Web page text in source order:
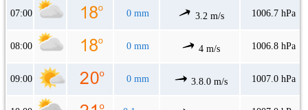
07:00 0 mm 3.2 m/s 1006.7 hPa
08:00 0 mm 4 m/s 1006.8 hPa
09:00 0 mm 3.8.0 m/s 1007.0 hPa